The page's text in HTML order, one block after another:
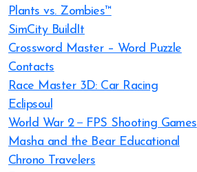
Plants vs. Zombies™
SimCity BuildIt
Crossword Master – Word Puzzle
Contacts
Race Master 3D: Car Racing
Eclipsoul
World War 2－FPS Shooting Games
Masha and the Bear Educational
Chrono Travelers